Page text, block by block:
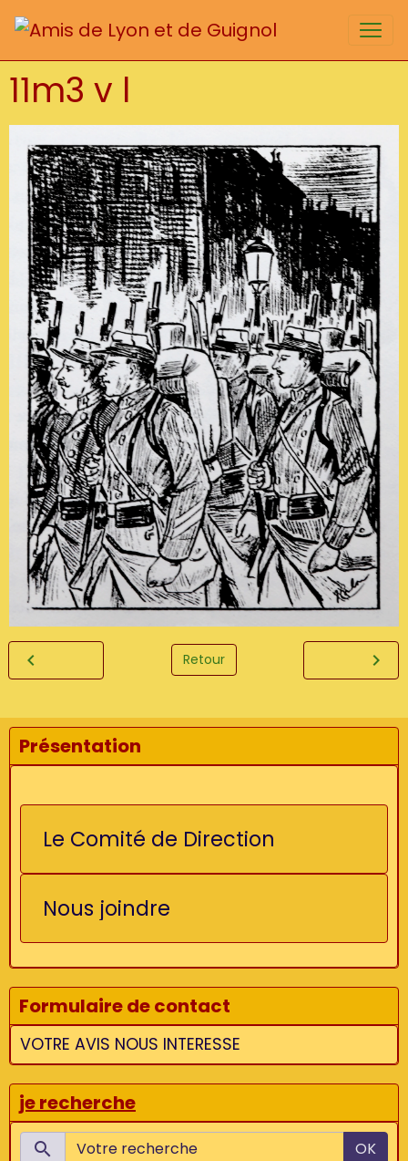
11m3 v l
Retour
Présentation
Le Comité de Direction
Nous joindre
Formulaire de contact
VOTRE AVIS NOUS INTERESSE
je recherche
OK